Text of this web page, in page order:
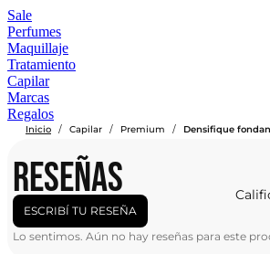
Sale
Perfumes
Maquillaje
Tratamiento
Capilar
Marcas
Regalos
Inicio / Capilar / Premium / Densifique
RESEÑAS
ESCRIBÍ TU RESEÑA
Lo sentimos. Aún no hay reseñas para este